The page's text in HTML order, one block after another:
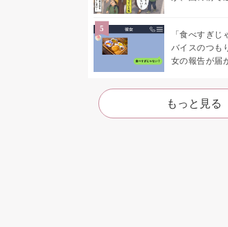
「食べすぎじ
バイスのつも
女の報告が届
た
もっと見る